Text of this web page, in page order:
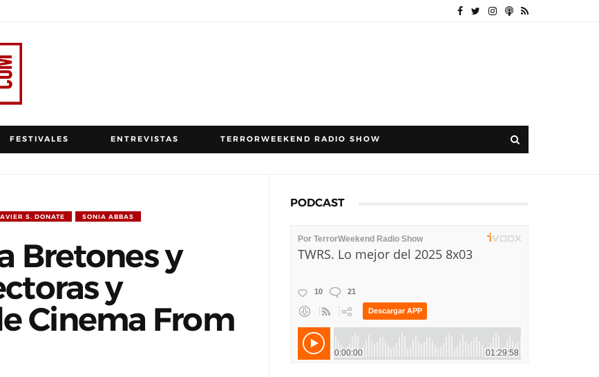
FESTIVALES ENTREVISTAS TERRORWEEKEND RADIO SHOW
S. DONATE SONIA ABBAS
Bretones y
y
Cinema From
PODCAST